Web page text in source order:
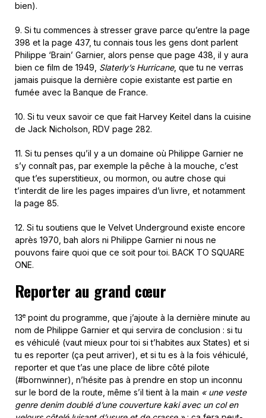
bien).
9. Si tu commences à stresser grave parce qu’entre la page
398 et la page 437, tu connais tous les gens dont parlent
Philippe ‘Brain’ Garnier, alors pense que page 438, il y aura
bien ce film de 1949, Slaterly’s Hurricane, que tu ne verras
jamais puisque la dernière copie existante est partie en
fumée avec la Banque de France.
10. Si tu veux savoir ce que fait Harvey Keitel dans la cuisine
de Jack Nicholson, RDV page 282.
11. Si tu penses qu’il y a un domaine où Philippe Garnier ne
s’y connaît pas, par exemple la pêche à la mouche, c’est
que t’es superstitieux, ou mormon, ou autre chose qui
t’interdit de lire les pages impaires d’un livre, et notamment
la page 85.
12. Si tu soutiens que le Velvet Underground existe encore
après 1970, bah alors ni Philippe Garnier ni nous ne
pouvons faire quoi que ce soit pour toi. BACK TO SQUARE
ONE.
Reporter au grand cœur
13e point du programme, que j’ajoute à la dernière minute au
nom de Philippe Garnier et qui servira de conclusion : si tu
es véhiculé (vaut mieux pour toi si t’habites aux States) et si
tu es reporter (ça peut arriver), et si tu es à la fois véhiculé,
reporter et que t’as une place de libre côté pilote
(#bornwinner), n’hésite pas à prendre en stop un inconnu
sur le bord de la route, même s’il tient à la main « une veste
genre denim doublé d’une couverture kaki avec un col en